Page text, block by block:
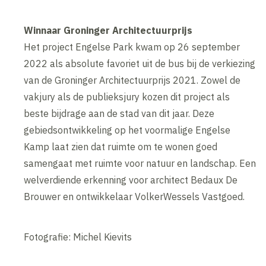
Winnaar Groninger Architectuurprijs
Het project Engelse Park kwam op 26 september
2022 als absolute favoriet uit de bus bij de verkiezing
van de Groninger Architectuurprijs 2021. Zowel de
vakjury als de publieksjury kozen dit project als
beste bijdrage aan de stad van dit jaar. Deze
gebiedsontwikkeling op het voormalige Engelse
Kamp laat zien dat ruimte om te wonen goed
samengaat met ruimte voor natuur en landschap. Een
welverdiende erkenning voor architect Bedaux De
Brouwer en ontwikkelaar VolkerWessels Vastgoed.
Fotografie: Michel Kievits